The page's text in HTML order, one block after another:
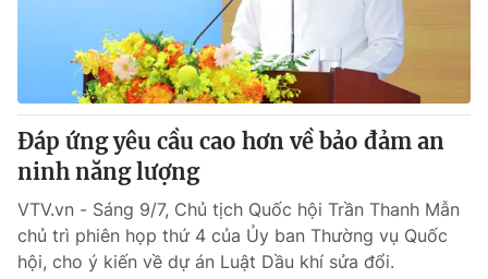
® Cấm sao chép dưới mọi hình thức nếu không có sự chấp
thuận bằng văn bản. Ghi rõ nguồn VTV.vn khi phát hành lại
thông tin từ website này.
Đáp ứng yêu cầu cao hơn về bảo đảm an
ninh năng lượng
VTV.vn - Sáng 9/7, Chủ tịch Quốc hội Trần Thanh Mẫn
chủ trì phiên họp thứ 4 của Ủy ban Thường vụ Quốc
hội, cho ý kiến về dự án Luật Dầu khí sửa đổi.